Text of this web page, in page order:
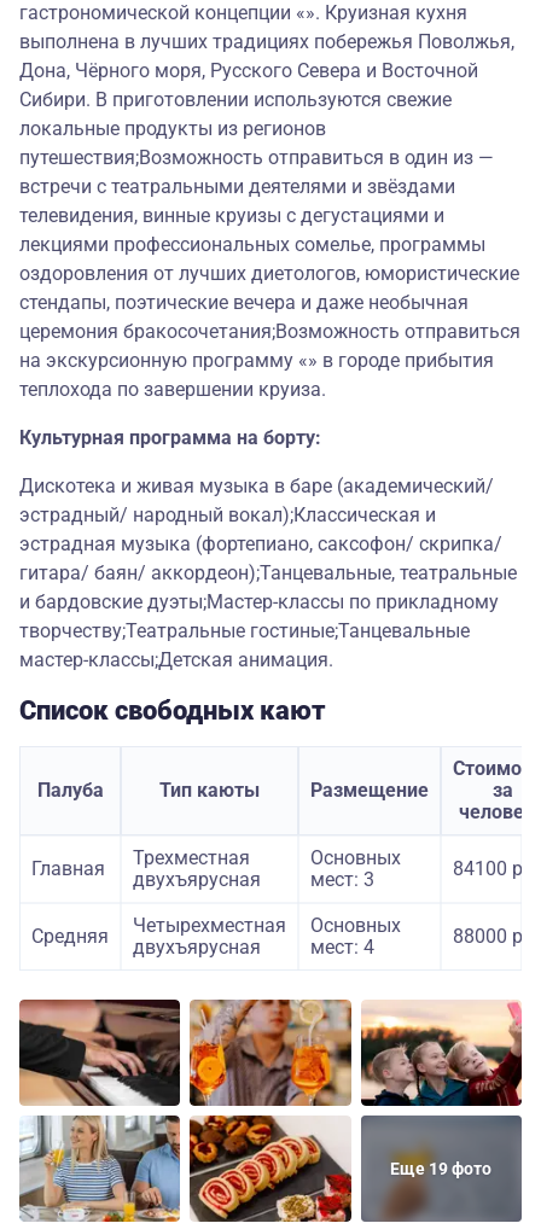
гастрономической концепции «». Круизная кухня
выполнена в лучших традициях побережья Поволжья,
Дона, Чёрного моря, Русского Севера и Восточной
Сибири. В приготовлении используются свежие
локальные продукты из регионов
путешествия;Возможность отправиться в один из —
встречи с театральными деятелями и звёздами
телевидения, винные круизы с дегустациями и
лекциями профессиональных сомелье, программы
оздоровления от лучших диетологов, юмористические
стендапы, поэтические вечера и даже необычная
церемония бракосочетания;Возможность отправиться
на экскурсионную программу «» в городе прибытия
теплохода по завершении круиза.
Культурная программа на борту:
Дискотека и живая музыка в баре (академический/
эстрадный/ народный вокал);Классическая и
эстрадная музыка (фортепиано, саксофон/ скрипка/
гитара/ баян/ аккордеон);Танцевальные, театральные
и бардовские дуэты;Мастер-классы по прикладному
творчеству;Театральные гостиные;Танцевальные
мастер-классы;Детская анимация.
Список свободных кают
Палуба Тип каюты Размещение
за
Главная
Трехместная
двухъярусная
Основных
мест: 3
84100
Средняя
Четырехместная
двухъярусная
Основных
мест: 4
88000
Еще 19 фото